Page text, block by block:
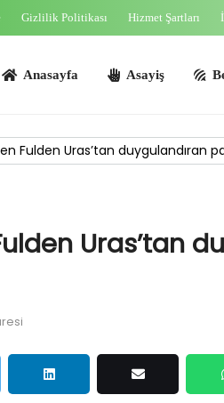
Gizlilik Politikası Hizmet Şartları
Anasayfa Asayiş Belediye
Fulden Uras’tan duygulandıran
Uras’tan